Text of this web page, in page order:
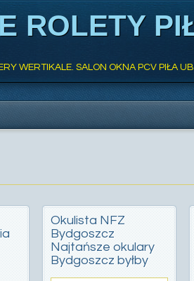
ROLETY
WERTIKALE. SALON OKNA PCV PIŁA
Okulista NFZ
Bydgoszcz
Najtańsze okulary
Bydgoszcz byłby